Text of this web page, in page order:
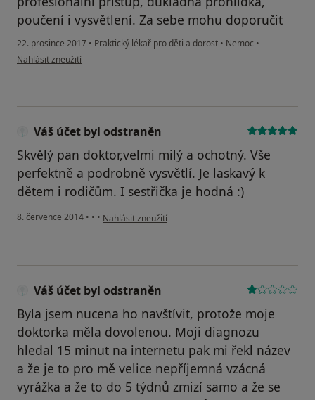
poučení i vysvětlení. Za sebe mohu doporučit
22. prosince 2017 • Praktický lékař pro děti a dorost • Nemoc •
podle názoru uživatele Váš účet byl odstraněn
Nahlásit zneužití
Váš účet byl odstraněn
Skvělý pan doktor,velmi milý a ochotný. Vše
perfektně a podrobně vysvětlí. Je laskavý k
dětem i rodičům. I sestřička je hodná :)
8. července 2014 • • • podle názoru uživatele Váš účet byl odstraněn
Nahlásit zneužití
Váš účet byl odstraněn
Byla jsem nucena ho navštívit, protože moje
doktorka měla dovolenou. Moji diagnozu
hledal 15 minut na internetu pak mi řekl název
a že je to pro mě velice nepříjemná vzácná
vyrážka a že to do 5 týdnů zmizí samo a že se